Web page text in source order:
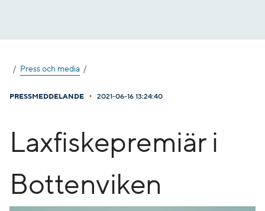
Press och media
PRESSMEDDELANDE • 2021-06-16 13:24:40
Laxfiskepremiär i
Bottenviken